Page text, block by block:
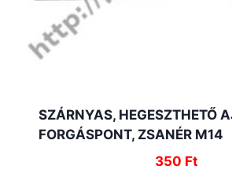
SZÁRNYAS, HEGESZTHETŐ
FORGÁSPONT, ZSANÉR M14
350 Ft